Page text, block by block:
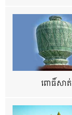
ពោធិ៍សាត់